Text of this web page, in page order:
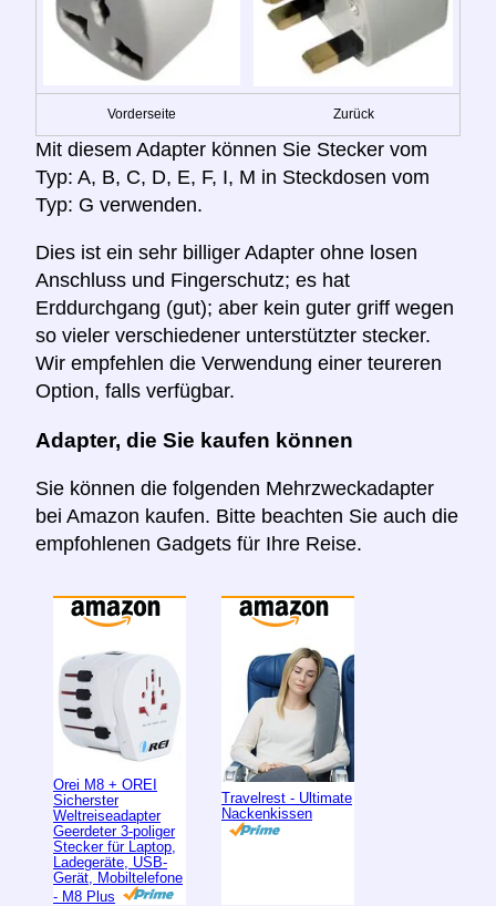
Vorderseite Zurück
Mit diesem Adapter können Sie Stecker vom
Typ: A, B, C, D, E, F, I, M in Steckdosen vom
Typ: G verwenden.
Dies ist ein sehr billiger Adapter ohne losen
Anschluss und Fingerschutz; es hat
Erddurchgang (gut); aber kein guter griff wegen
so vieler verschiedener unterstützter stecker.
Wir empfehlen die Verwendung einer teureren
Option, falls verfügbar.
Adapter, die Sie kaufen können
Sie können die folgenden Mehrzweckadapter
bei Amazon kaufen. Bitte beachten Sie auch die
empfohlenen Gadgets für Ihre Reise.
Orei M8 + OREI
Sicherster
Weltreiseadapter
Geerdeter 3-poliger
Stecker für Laptop,
Ladegeräte, USB-
Gerät, Mobiltelefone
- M8 Plus
Travelrest - Ultimate
Nackenkissen